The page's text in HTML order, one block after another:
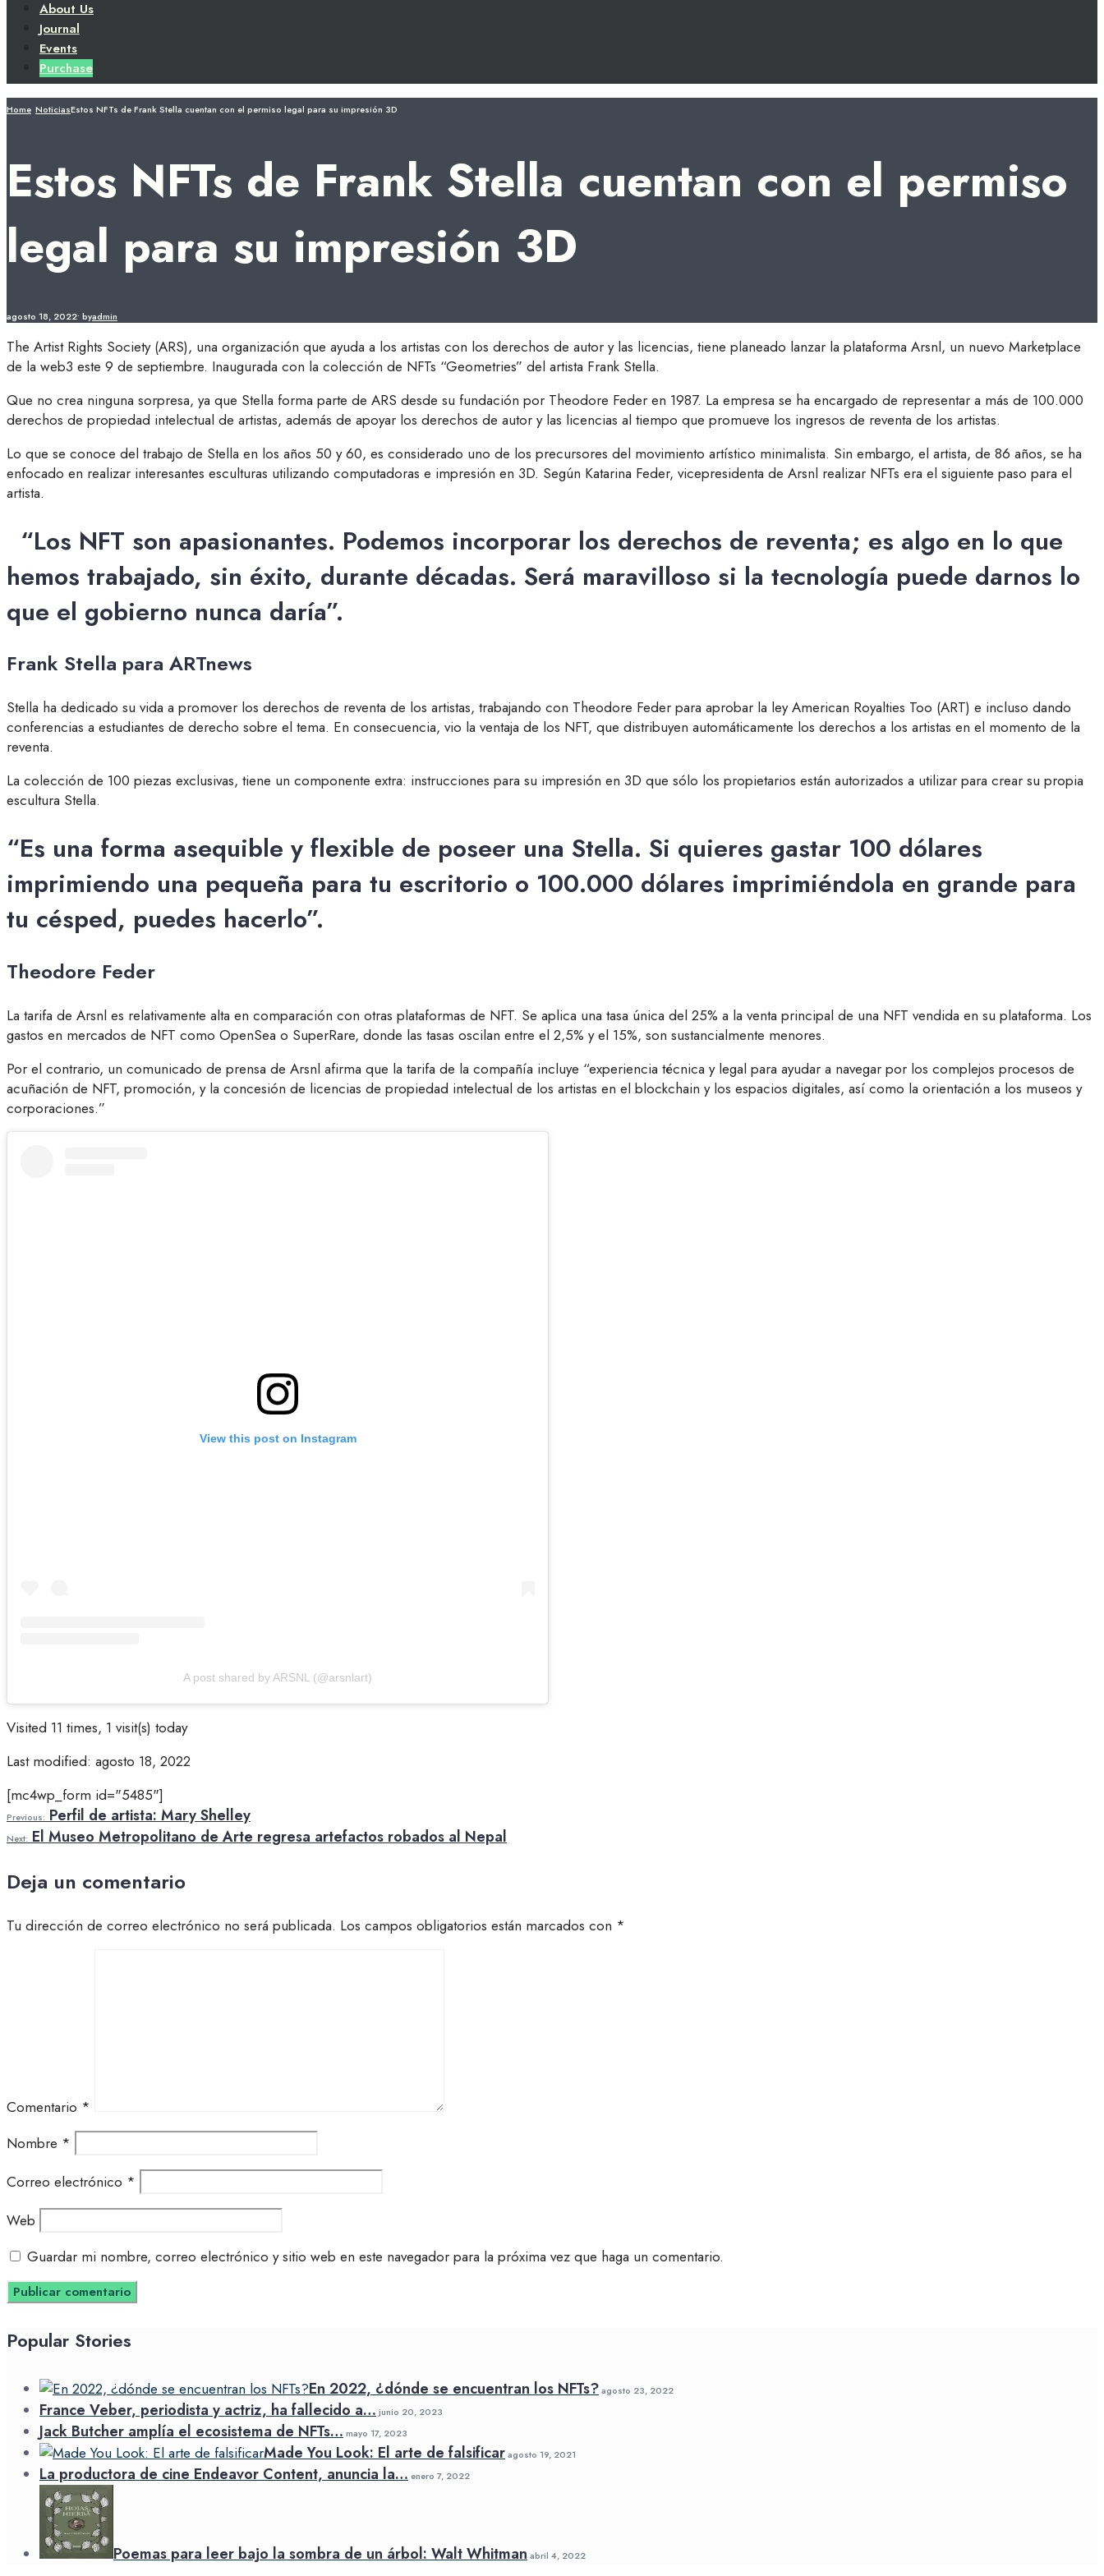
About Us
Journal
Events
Purchase
Home NoticiasEstos NFTs de Frank Stella cuentan con el permiso legal para su impresión 3D
Estos NFTs de Frank Stella cuentan con el permiso
legal para su impresión 3D
agosto 18, 2022• byadmin
The Artist Rights Society (ARS), una organización que ayuda a los artistas con los derechos de autor y las licencias, tiene planeado lanzar la plataforma Arsnl, un nuevo Marketplace
de la web3 este 9 de septiembre. Inaugurada con la colección de NFTs “Geometries” del artista Frank Stella.
Que no crea ninguna sorpresa, ya que Stella forma parte de ARS desde su fundación por Theodore Feder en 1987. La empresa se ha encargado de representar a más de 100.000
derechos de propiedad intelectual de artistas, además de apoyar los derechos de autor y las licencias al tiempo que promueve los ingresos de reventa de los artistas.
Lo que se conoce del trabajo de Stella en los años 50 y 60, es considerado uno de los precursores del movimiento artístico minimalista. Sin embargo, el artista, de 86 años, se ha
enfocado en realizar interesantes esculturas utilizando computadoras e impresión en 3D. Según Katarina Feder, vicepresidenta de Arsnl realizar NFTs era el siguiente paso para el
artista.
“Los NFT son apasionantes. Podemos incorporar los derechos de reventa; es algo en lo que
hemos trabajado, sin éxito, durante décadas. Será maravilloso si la tecnología puede darnos lo
que el gobierno nunca daría”.
Frank Stella para ARTnews
Stella ha dedicado su vida a promover los derechos de reventa de los artistas, trabajando con Theodore Feder para aprobar la ley American Royalties Too (ART) e incluso dando
conferencias a estudiantes de derecho sobre el tema. En consecuencia, vio la ventaja de los NFT, que distribuyen automáticamente los derechos a los artistas en el momento de la
reventa.
La colección de 100 piezas exclusivas, tiene un componente extra: instrucciones para su impresión en 3D que sólo los propietarios están autorizados a utilizar para crear su propia
escultura Stella.
“Es una forma asequible y flexible de poseer una Stella. Si quieres gastar 100 dólares
imprimiendo una pequeña para tu escritorio o 100.000 dólares imprimiéndola en grande para
tu césped, puedes hacerlo”.
Theodore Feder
La tarifa de Arsnl es relativamente alta en comparación con otras plataformas de NFT. Se aplica una tasa única del 25% a la venta principal de una NFT vendida en su plataforma. Los
gastos en mercados de NFT como OpenSea o SuperRare, donde las tasas oscilan entre el 2,5% y el 15%, son sustancialmente menores.
Por el contrario, un comunicado de prensa de Arsnl afirma que la tarifa de la compañía incluye “experiencia técnica y legal para ayudar a navegar por los complejos procesos de
acuñación de NFT, promoción, y la concesión de licencias de propiedad intelectual de los artistas en el blockchain y los espacios digitales, así como la orientación a los museos y
corporaciones.”
View this post on Instagram
A post shared by ARSNL (@arsnlart)
Visited 11 times, 1 visit(s) today
Last modified: agosto 18, 2022
[mc4wp_form id="5485"]
Previous: Perfil de artista: Mary Shelley
Next: El Museo Metropolitano de Arte regresa artefactos robados al Nepal
Deja un comentario
Tu dirección de correo electrónico no será publicada. Los campos obligatorios están marcados con *
Comentario *
Nombre *
Correo electrónico *
Web
Guardar mi nombre, correo electrónico y sitio web en este navegador para la próxima vez que haga un comentario.
Popular Stories
En 2022, ¿dónde se encuentran los NFTs?agosto 23, 2022
France Veber, periodista y actriz, ha fallecido a… junio 20, 2023
Jack Butcher amplía el ecosistema de NFTs… mayo 17, 2023
Made You Look: El arte de falsificaragosto 19, 2021
La productora de cine Endeavor Content, anuncia la… enero 7, 2022
Poemas para leer bajo la sombra de un árbol: Walt Whitman abril 4, 2022